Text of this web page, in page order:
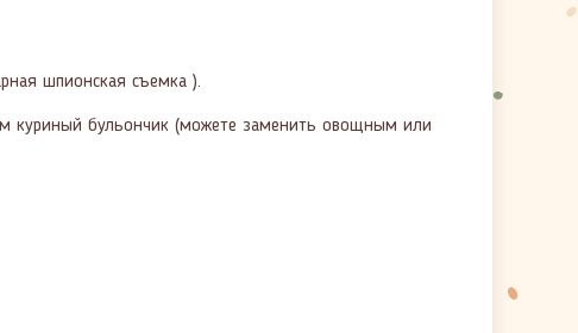
шпионская съемка ).
куриный бульончик (можете заменить овощным или